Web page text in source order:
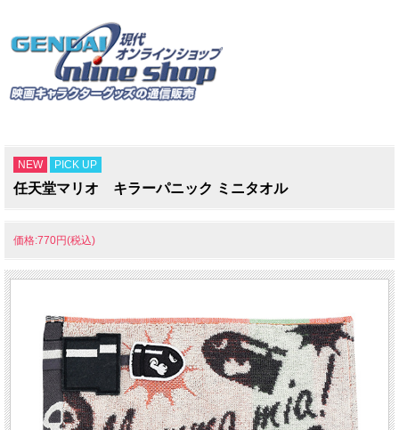
NEW PICK UP
任天堂マリオ キラーパニック ミニタオル
価格:770円(税込)